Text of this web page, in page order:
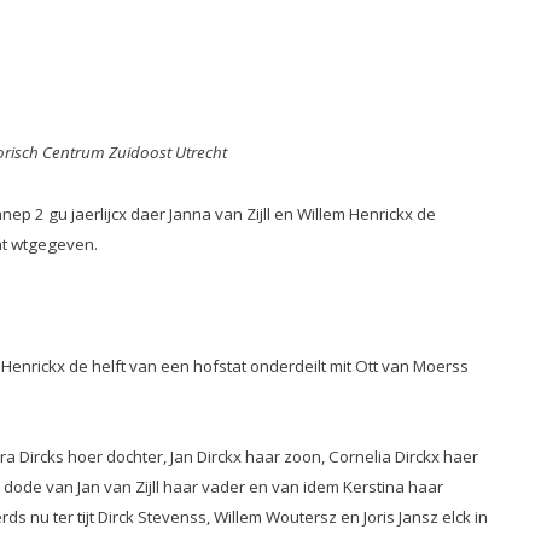
Centrum Zuidoost Utrecht
2 gu jaerlijcx daer Janna van Zijll en Willem Henrickx de
wtgegeven.
de helft van een hofstat onderdeilt mit Ott van Moerss
Dircks hoer dochter, Jan Dirckx haar zoon, Cornelia Dirckx haer
van Jan van Zijll haar vader en van idem Kerstina haar
nu ter tijt Dirck Stevenss, Willem Woutersz en Joris Jansz elck in